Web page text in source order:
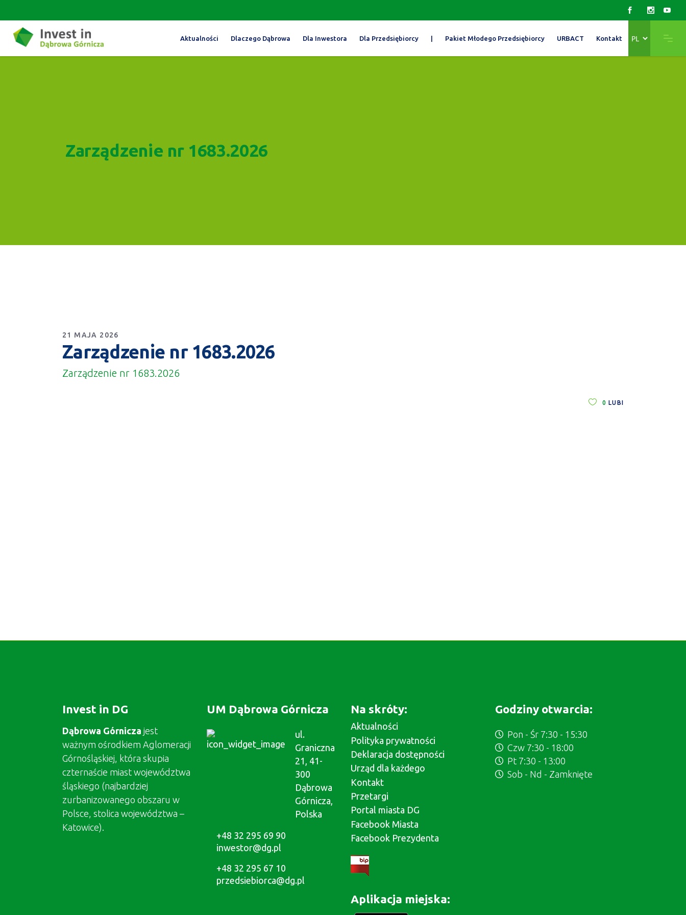
Aktualności Dlaczego Dąbrowa Dla Inwestora Dla Przedsiębiorcy | Pakiet Młodego Przedsiębiorcy URBACT Kontakt
język
Zarządzenie nr 1683.2026
21 MAJA 2026
Zarządzenie nr 1683.2026
Zarządzenie nr 1683.2026
0 LUBI
Invest in DG
Dąbrowa Górnicza jest
ważnym ośrodkiem Aglomeracji
Górnośląskiej, która skupia
czternaście miast województwa
śląskiego (najbardziej
zurbanizowanego obszaru w
Polsce, stolica województwa –
Katowice).
UM Dąbrowa Górnicza
ul.
Graniczna
21, 41-
300
Dąbrowa
Górnicza,
Polska
+48 32 295 69 90
inwestor@dg.pl
+48 32 295 67 10
przedsiebiorca@dg.pl
Na skróty:
Aktualności
Polityka prywatności
Deklaracja dostępności
Urząd dla każdego
Kontakt
Przetargi
Portal miasta DG
Facebook Miasta
Facebook Prezydenta
Aplikacja miejska:
Godziny otwarcia:
Pon - Śr 7:30 - 15:30
Czw 7:30 - 18:00
Pt 7:30 - 13:00
Sob - Nd - Zamknięte